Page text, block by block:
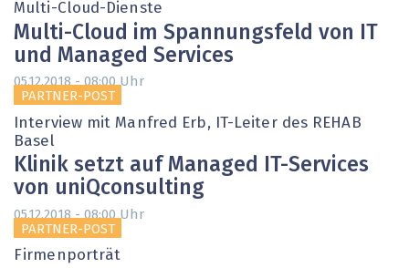
Multi-Cloud-Dienste
Multi-Cloud im Spannungsfeld von IT
und Managed Services
05.12.2018 - 08:00 Uhr
PARTNER-POST
Interview mit Manfred Erb, IT-Leiter des REHAB
Basel
Klinik setzt auf Managed IT-Services
von uniQconsulting
05.12.2018 - 08:00 Uhr
PARTNER-POST
Firmenporträt